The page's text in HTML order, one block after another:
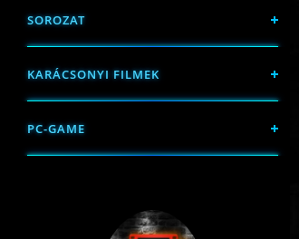
SOROZAT
KARÁCSONYI FILMEK
PC-GAME